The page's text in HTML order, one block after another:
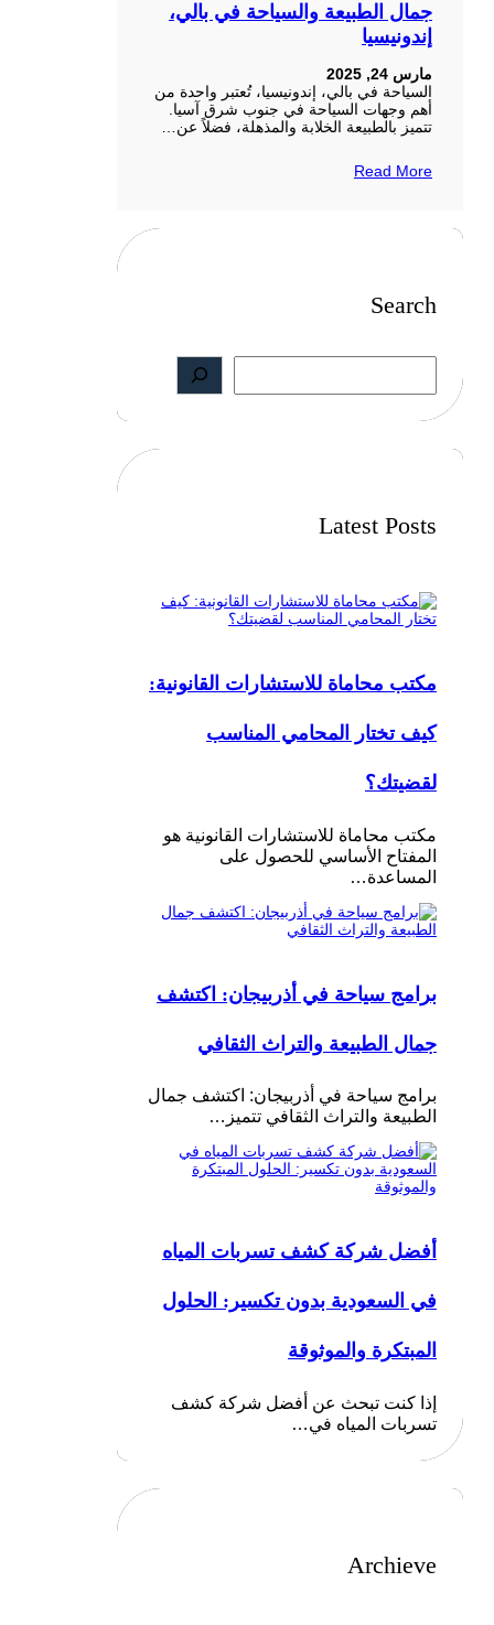
جمال الطبيعة والسياحة في بالي،
إندونيسيا
مارس 24, 2025
السياحة في بالي، إندونيسيا، تُعتبر واحدة من
أهم وجهات السياحة في جنوب شرق آسيا.
تتميز بالطبيعة الخلابة والمذهلة، فضلاً عن…
Read More
Search
S
a
r
Latest Posts
مكتب محاماة للاستشارات القانونية:
كيف تختار المحامي المناسب
لقضيتك؟
مكتب محاماة للاستشارات القانونية هو
المفتاح الأساسي للحصول على
المساعدة…
برامج سياحة في أذربيجان: اكتشف
جمال الطبيعة والتراث الثقافي
برامج سياحة في أذربيجان: اكتشف جمال
الطبيعة والتراث الثقافي تتميز…
أفضل شركة كشف تسربات المياه
في السعودية بدون تكسير: الحلول
المبتكرة والموثوقة
إذا كنت تبحث عن أفضل شركة كشف
تسربات المياه في…
Archieve